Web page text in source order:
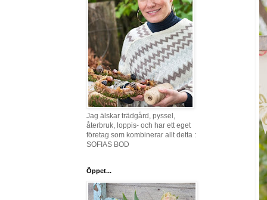
Jag älskar trädgård, pyssel,
återbruk, loppis- och har ett eget
företag som kombinerar allt detta :
SOFIAS BOD
Öppet...